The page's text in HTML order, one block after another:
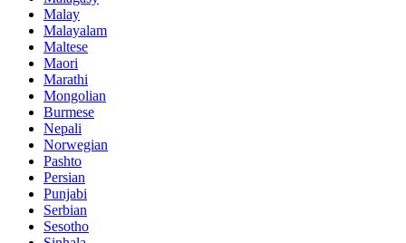
Malay
Malayalam
Maltese
Maori
Marathi
Mongolian
Burmese
Nepali
Norwegian
Pashto
Persian
Punjabi
Serbian
Sesotho